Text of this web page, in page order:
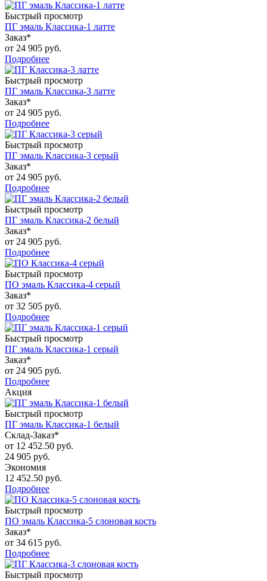
Быстрый просмотр
ПГ эмаль Классика-1 латте
Заказ*
от 24 905 руб.
Подробнее
Быстрый просмотр
ПГ эмаль Классика-3 латте
Заказ*
от 24 905 руб.
Подробнее
Быстрый просмотр
ПГ эмаль Классика-3 серый
Заказ*
от 24 905 руб.
Подробнее
Быстрый просмотр
ПГ эмаль Классика-2 белый
Заказ*
от 24 905 руб.
Подробнее
Быстрый просмотр
ПО эмаль Классика-4 серый
Заказ*
от 32 505 руб.
Подробнее
Быстрый просмотр
ПГ эмаль Классика-1 серый
Заказ*
от 24 905 руб.
Подробнее
Акция
Быстрый просмотр
ПГ эмаль Классика-1 белый
Склад-Заказ*
от 12 452.50 руб.
24 905 руб.
Экономия
12 452.50 руб.
Подробнее
Быстрый просмотр
ПО эмаль Классика-5 слоновая кость
Заказ*
от 34 615 руб.
Подробнее
Быстрый просмотр